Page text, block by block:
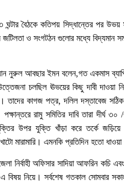
বৈঠকে কতিপয় সিদ্ধান্তের পর উভয়
জটিলতা ও সংগটঠন গুলোর মধ্যে
নুরুল আবছার ইমন বলেন,গত একমাস
চলছিল ঊভয়ের কিছু দাবী দাওয়া
তাদের কাগজ পত্র, দলিল দস্তাবেজ
রামু সমিতির দাবি তারা দীর্ঘ
উপর যুক্তি খাঁড়া করে তর্কে
মারামারি। এমনকি প্রতিদিন হতো ধাওয়া
নির্বাহী অফিসার সাদিয়া আফরিন কচি
এ বিষয় নিয়ে। সর্বশেষ গতকাল সোমবার